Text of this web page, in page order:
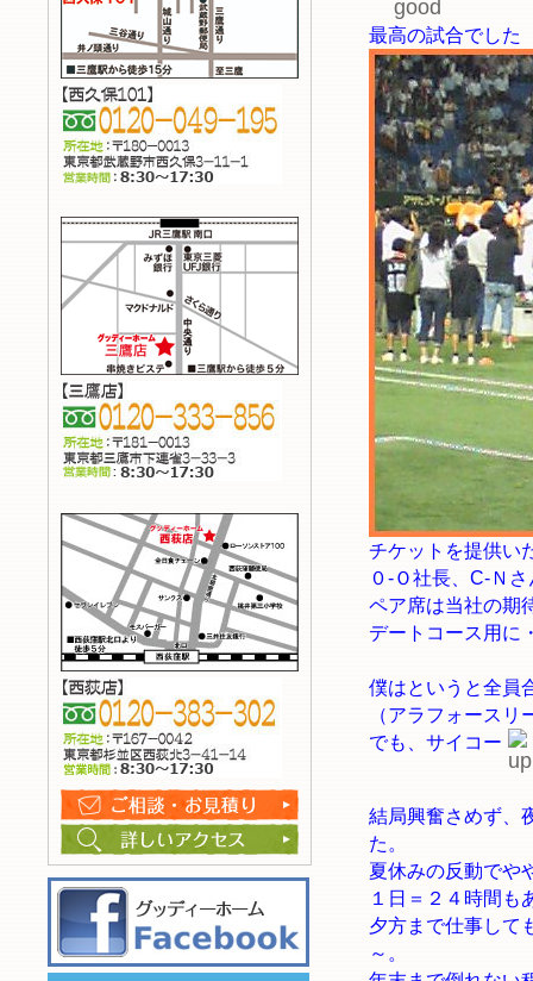
最高の試合でした
チケットを提供い
０-Ｏ社長、C-Ｎ
ペア席は当社の期
デートコース用に
僕はというと全員
（アラフォースリ
でも、サイコー
結局興奮さめず、
た。
夏休みの反動でや
１日＝２４時間も
夕方まで仕事して
～。